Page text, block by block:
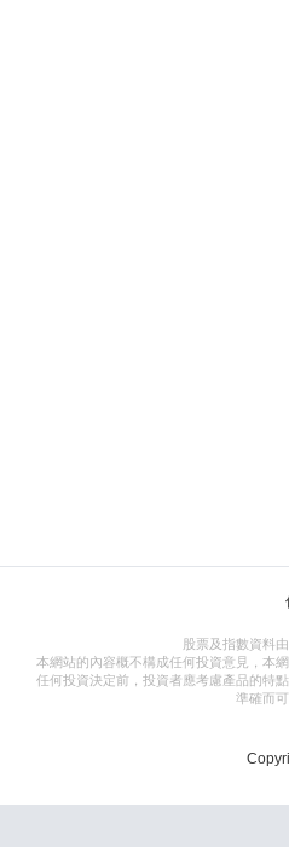
股票及指數資料
本網站的內容概不構成任何投資意見，本
任何投資決定前，投資者應考慮產品的特
準確而